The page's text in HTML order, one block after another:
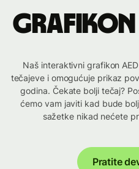
Grafikon
Naš interaktivni grafikon
tečajeve i omogućuje prikaz
godina. Čekate bolji tečaj?
ćemo vam javiti kad bude
sažetke nikad nećete
Pratite